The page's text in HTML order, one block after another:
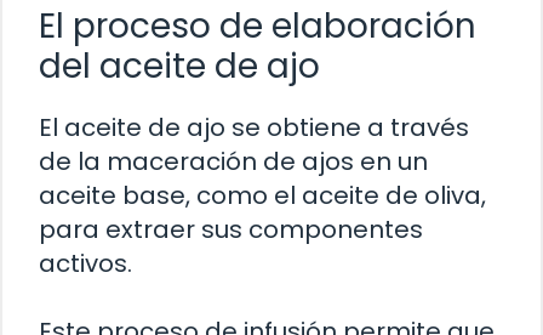
El proceso de elaboración
del aceite de ajo
El aceite de ajo se obtiene a través
de la maceración de ajos en un
aceite base, como el aceite de oliva,
para extraer sus componentes
activos.